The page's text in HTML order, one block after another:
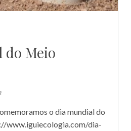
Meio
o dia mundial do
www.iguiecologia.com/dia-